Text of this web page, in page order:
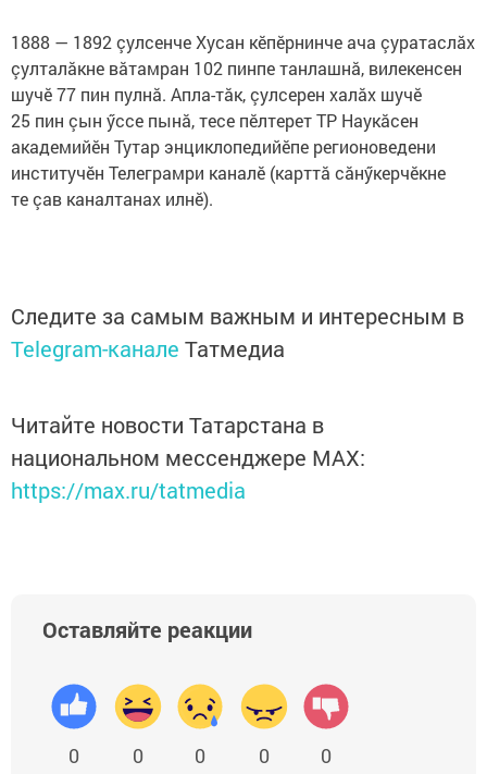
1888 — 1892 çулсенче Хусан кӗпӗрнинче ача çуратаслăх
çулталăкне вăтамран 102 пинпе танлашнă, вилекенсен
шучӗ 77 пин пулнă. Апла-тăк, çулсерен халăх шучӗ
25 пин çын ӳссе пынă, тесе пӗлтерет ТР Наукăсен
академийӗн Тутар энциклопедийӗпе регионоведени
институчӗн Телеграмри каналӗ (карттă сăнӳкерчӗкне
те çав каналтанах илнӗ).
Следите за самым важным и интересным в
Telegram-канале Татмедиа
Читайте новости Татарстана в
национальном мессенджере MАХ:
https://max.ru/tatmedia
Оставляйте реакции
0 0 0 0 0